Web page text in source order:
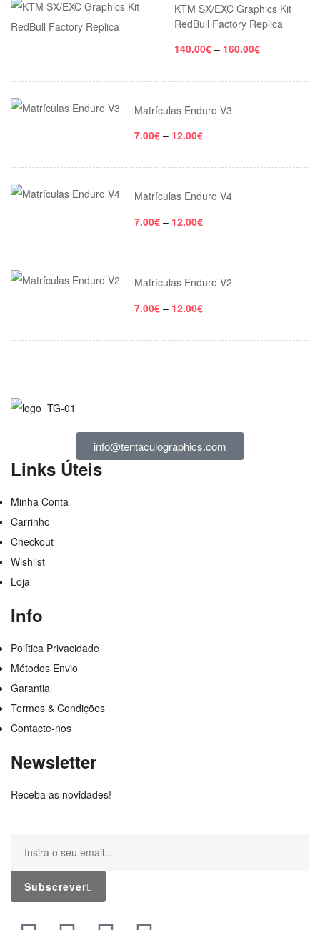
KTM SX/EXC Graphics Kit
RedBull Factory Replica
140.00€ – 160.00€
Matrículas Enduro V3
7.00€ – 12.00€
Matrículas Enduro V4
7.00€ – 12.00€
Matrículas Enduro V2
7.00€ – 12.00€
info@tentaculographics.com
Links Úteis
Minha Conta
Carrinho
Checkout
Wishlist
Loja
Info
Política Privacidade
Métodos Envio
Garantia
Termos & Condições
Contacte-nos
Newsletter
Receba as novidades!
Subscrever